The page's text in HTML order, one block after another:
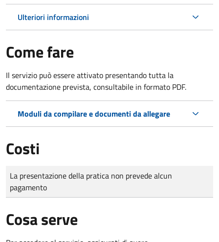
Ulteriori informazioni
Come fare
Il servizio può essere attivato presentando tutta la
documentazione prevista, consultabile in formato PDF.
Moduli da compilare e documenti da allegare
Costi
Tipo di pagamento
Importo
La presentazione della pratica non prevede alcun
pagamento
Cosa serve